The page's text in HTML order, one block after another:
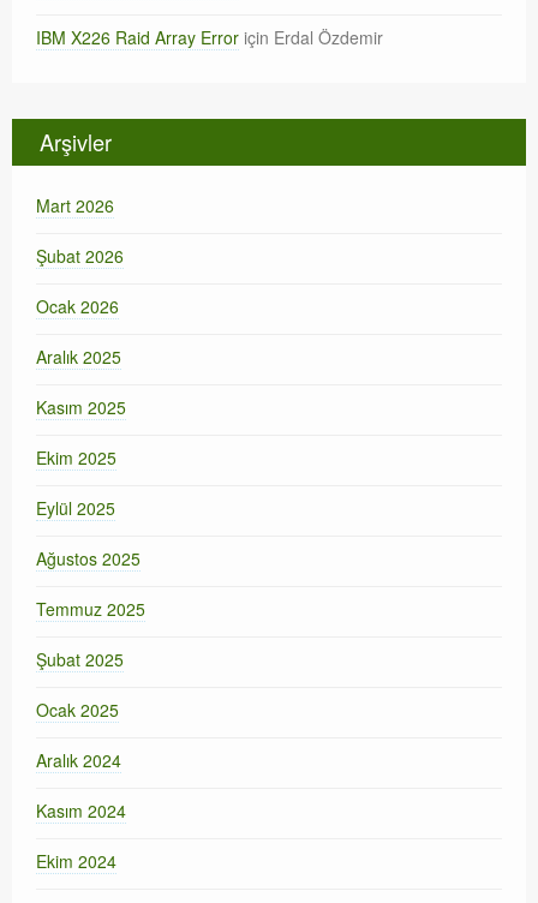
IBM X226 Raid Array Error için Erdal Özdemir
Arşivler
Mart 2026
Şubat 2026
Ocak 2026
Aralık 2025
Kasım 2025
Ekim 2025
Eylül 2025
Ağustos 2025
Temmuz 2025
Şubat 2025
Ocak 2025
Aralık 2024
Kasım 2024
Ekim 2024